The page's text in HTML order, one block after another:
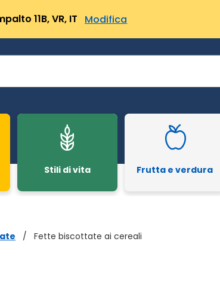
11B, VR, IT Modifica
Stili di vita Frutta e verdura
/ Fette biscottate ai cereali